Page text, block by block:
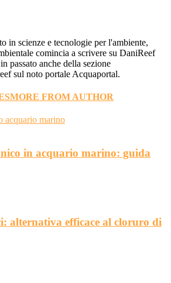
in scienze e tecnologie per l'ambiente,
comincia a scrivere su DaniReef
passato anche della sezione
sul noto portale Acquaportal.
MORE FROM AUTHOR
in acquario marino: guida
alternativa efficace al cloruro di